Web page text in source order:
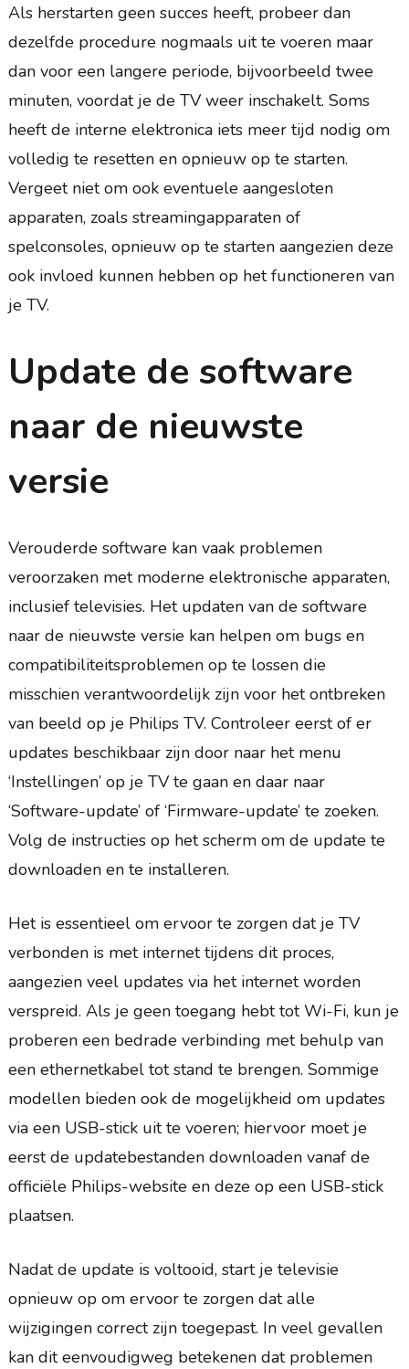
Als herstarten geen succes heeft, probeer dan
dezelfde procedure nogmaals uit te voeren maar
dan voor een langere periode, bijvoorbeeld twee
minuten, voordat je de TV weer inschakelt. Soms
heeft de interne elektronica iets meer tijd nodig om
volledig te resetten en opnieuw op te starten.
Vergeet niet om ook eventuele aangesloten
apparaten, zoals streamingapparaten of
spelconsoles, opnieuw op te starten aangezien deze
ook invloed kunnen hebben op het functioneren van
je TV.
Update de software
naar de nieuwste
versie
Verouderde software kan vaak problemen
veroorzaken met moderne elektronische apparaten,
inclusief televisies. Het updaten van de software
naar de nieuwste versie kan helpen om bugs en
compatibiliteitsproblemen op te lossen die
misschien verantwoordelijk zijn voor het ontbreken
van beeld op je Philips TV. Controleer eerst of er
updates beschikbaar zijn door naar het menu
‘Instellingen’ op je TV te gaan en daar naar
‘Software-update’ of ‘Firmware-update’ te zoeken.
Volg de instructies op het scherm om de update te
downloaden en te installeren.
Het is essentieel om ervoor te zorgen dat je TV
verbonden is met internet tijdens dit proces,
aangezien veel updates via het internet worden
verspreid. Als je geen toegang hebt tot Wi-Fi, kun je
proberen een bedrade verbinding met behulp van
een ethernetkabel tot stand te brengen. Sommige
modellen bieden ook de mogelijkheid om updates
via een USB-stick uit te voeren; hiervoor moet je
eerst de updatebestanden downloaden vanaf de
officiële Philips-website en deze op een USB-stick
plaatsen.
Nadat de update is voltooid, start je televisie
opnieuw op om ervoor te zorgen dat alle
wijzigingen correct zijn toegepast. In veel gevallen
kan dit eenvoudigweg betekenen dat problemen